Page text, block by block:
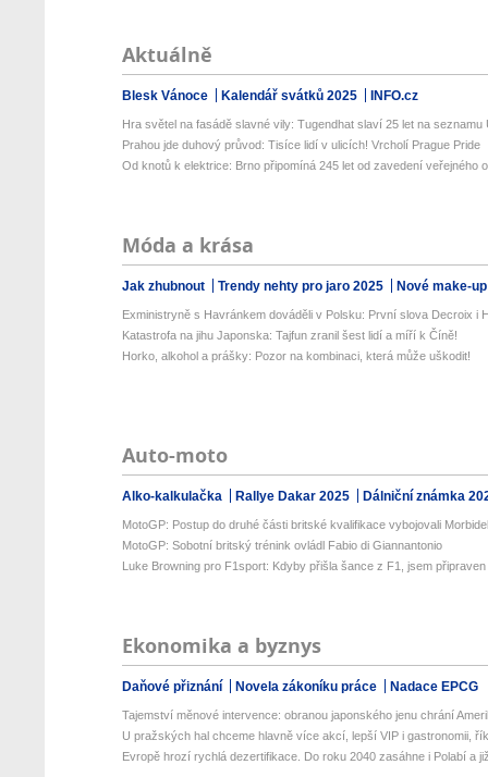
Aktuálně
Blesk Vánoce Kalendář svátků 2025 INFO.cz
Hra světel na fasádě slavné vily: Tugendhat slaví 25 let na seznamu
Prahou jde duhový průvod: Tisíce lidí v ulicích! Vrcholí Prague Pride
Od knotů k elektrice: Brno připomíná 245 let od zavedení veřejného
Móda a krása
Jak zhubnout Trendy nehty pro jaro 2025 Nové make-
Exministryně s Havránkem dováděli v Polsku: První slova Decroix i
Katastrofa na jihu Japonska: Tajfun zranil šest lidí a míří k Číně!
Horko, alkohol a prášky: Pozor na kombinaci, která může uškodit!
Auto-moto
Alko-kalkulačka Rallye Dakar 2025 Dálniční známka
MotoGP: Postup do druhé části britské kvalifikace vybojovali
MotoGP: Sobotní britský trénink ovládl Fabio di Giannantonio
Luke Browning pro F1sport: Kdyby přišla šance z F1, jsem připraven
Ekonomika a byznys
Daňové přiznání Novela zákoníku práce Nadace EPCG
Tajemství měnové intervence: obranou japonského jenu chrání
U pražských hal chceme hlavně více akcí, lepší VIP i gastronomii,
Evropě hrozí rychlá dezertifikace. Do roku 2040 zasáhne i Polabí a